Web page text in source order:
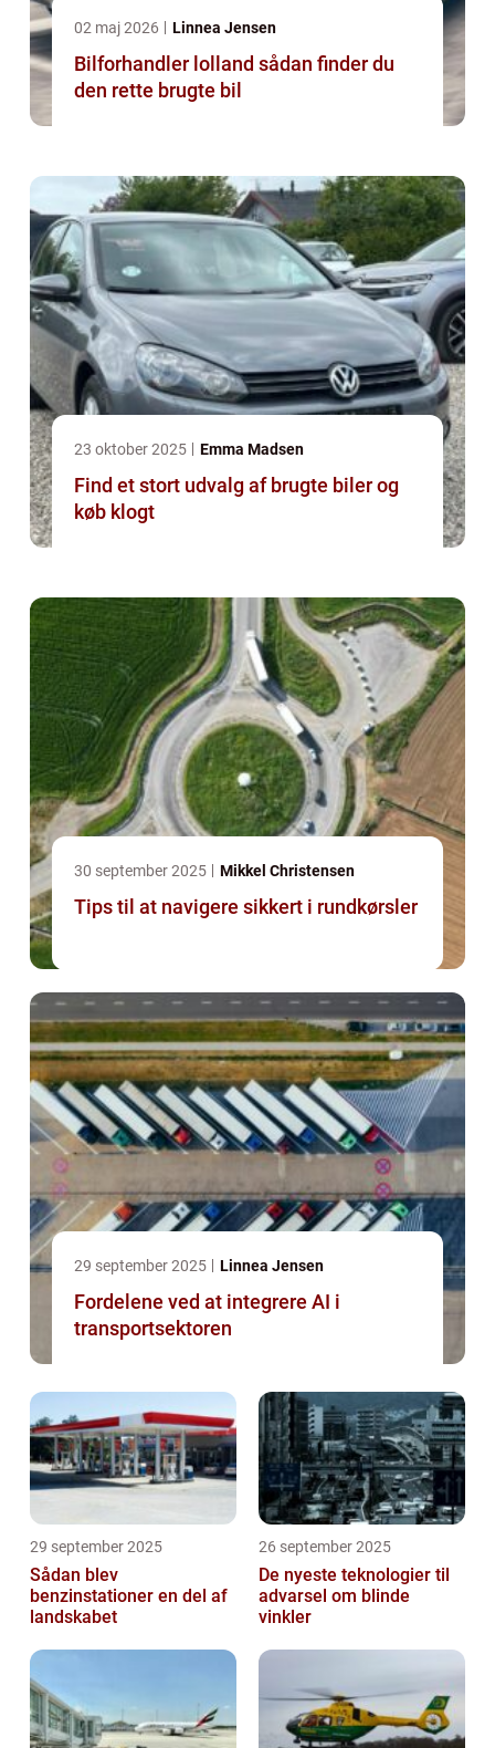
02 maj 2026 Linnea Jensen
Bilforhandler lolland sådan finder du
den rette brugte bil
23 oktober 2025 Emma Madsen
Find et stort udvalg af brugte biler og
køb klogt
30 september 2025 Mikkel Christensen
Tips til at navigere sikkert i rundkørsler
29 september 2025 Linnea Jensen
Fordelene ved at integrere AI i
transportsektoren
29 september 2025
Sådan blev
benzinstationer en del af
landskabet
26 september 2025
De nyeste teknologier til
advarsel om blinde
vinkler